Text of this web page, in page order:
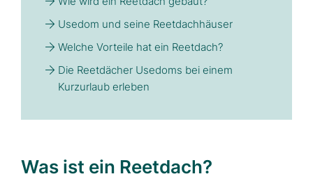
Usedom und seine Reetdachhäuser
Welche Vorteile hat ein Reetdach?
Die Reetdächer Usedoms bei einem
Kurzurlaub erleben
Was ist ein Reetdach?